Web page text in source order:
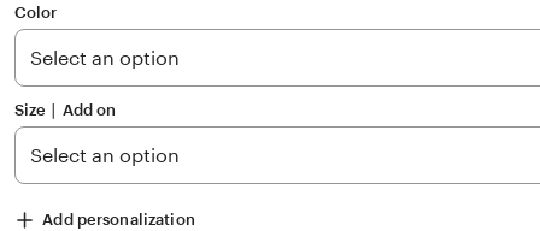
5
stars
Color
Size ∣ Add on
Add personalization